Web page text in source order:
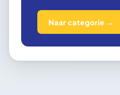
Naar categorie →